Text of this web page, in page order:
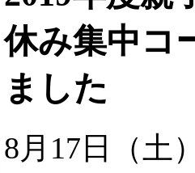
休み集中コ
ました
8月17日（土